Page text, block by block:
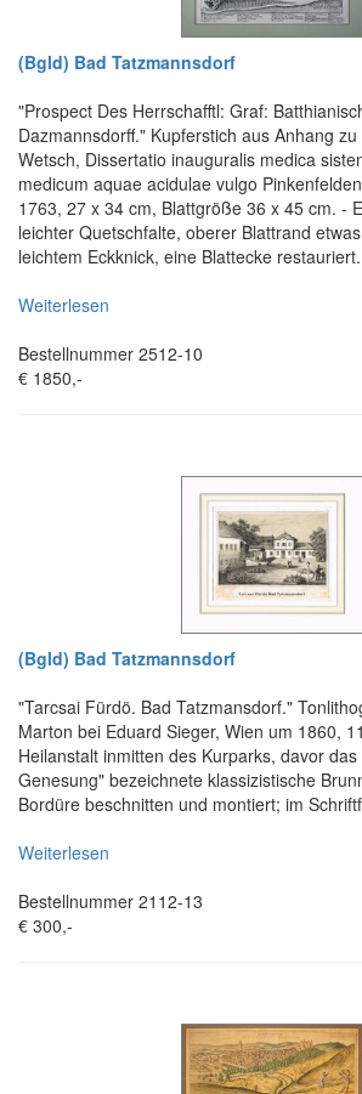
(Bgld) Bad Tatzmannsdorf
"Prospect Des Herrschafftl: Graf:
Dazmannsdorff." Kupferstich aus Anhang
Wetsch, Dissertatio inauguralis medica
medicum aquae acidulae vulgo
1763, 27 x 34 cm, Blattgröße 36 x 45 cm. -
leichter Quetschfalte, oberer Blattrand
leichtem Eckknick, eine Blattecke restauriert.
Weiterlesen
Bestellnummer 2512-10
€ 1850,-
(Bgld) Bad Tatzmannsdorf
"Tarcsai Fürdö. Bad Tatzmansdorf."
Marton bei Eduard Sieger, Wien um 1860,
Heilanstalt inmitten des Kurparks, davor
Genesung" bezeichnete klassizistische
Bordüre beschnitten und montiert; im
Weiterlesen
Bestellnummer 2112-13
€ 300,-